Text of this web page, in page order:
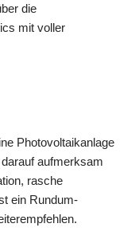
die
mit voller
Photovoltaikanlage
aufmerksam
rasche
ein Rundum-